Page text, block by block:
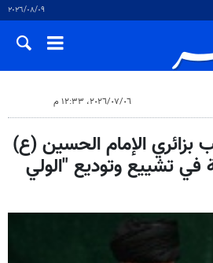
٠٩‏/٠٨‏/٢٠٢٦
٠٦‏/٠٧‏/٢٠٢٦، ١٢:٣٣ م
بزائري الإمام الحسين (ع)
في تشييع وتوديع "الولي